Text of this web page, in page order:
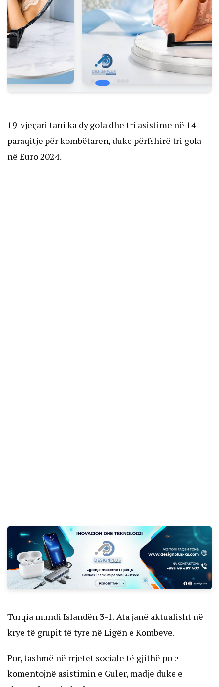
19-vjeçari tani ka dy gola dhe tri asistime në 14
paraqitje për kombëtaren, duke përfshirë tri gola
në Euro 2024.
Turqia mundi Islandën 3-1. Ata janë aktualisht në
krye të grupit të tyre në Ligën e Kombeve.
Por, tashmë në rrjetet sociale të gjithë po e
komentojnë asistimin e Guler, madje duke e